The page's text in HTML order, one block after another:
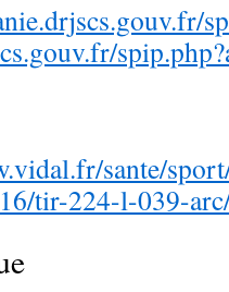
sante/
tir-224-l-039-